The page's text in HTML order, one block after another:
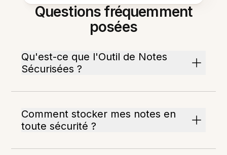
Questions fréquemment
posées
Qu'est-ce que l'Outil de Notes
Sécurisées ?
Comment stocker mes notes en
toute sécurité ?